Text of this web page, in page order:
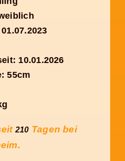
10.01.2026
55cm
210 Tagen bei